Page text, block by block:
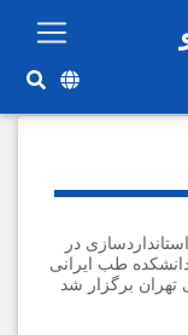
در
طب ایرانی
برگزار شد